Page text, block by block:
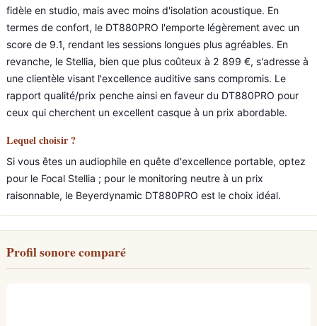
fidèle en studio, mais avec moins d'isolation acoustique. En
termes de confort, le DT880PRO l'emporte légèrement avec un
score de 9.1, rendant les sessions longues plus agréables. En
revanche, le Stellia, bien que plus coûteux à 2 899 €, s'adresse à
une clientèle visant l'excellence auditive sans compromis. Le
rapport qualité/prix penche ainsi en faveur du DT880PRO pour
ceux qui cherchent un excellent casque à un prix abordable.
Lequel choisir ?
Si vous êtes un audiophile en quête d'excellence portable, optez
pour le Focal Stellia ; pour le monitoring neutre à un prix
raisonnable, le Beyerdynamic DT880PRO est le choix idéal.
Profil sonore comparé